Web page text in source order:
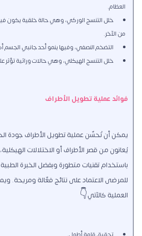
العظام.
خلل التنسج الوركي، وهي حالة خلقية يكون
من الآخر.
التضخم النصفي، وفيها ينمو أحد جانبي الجسم
خلل التنسج الهيكلي، وهي حالات وراثية تؤثر
فوائد عملية تطويل الأطراف
يمكن أن تُحسِّن عملية تطويل الأطراف جودة
يُعانون من قصر الأطراف أو الاختلالات
باستخدام تقنيات متطورة وبفضل الخبرة
للمرضى الاعتماد على نتائج فعّالة ومريحة.
العملية كالآتي👇